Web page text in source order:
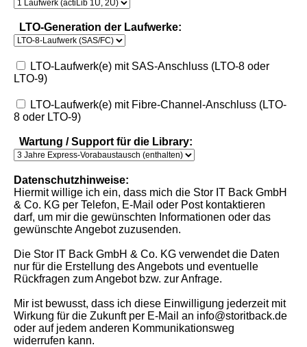
LTO-Generation der Laufwerke:
LTO-Laufwerk(e) mit SAS-Anschluss (LTO-8 oder
LTO-9)
LTO-Laufwerk(e) mit Fibre-Channel-Anschluss (LTO-
8 oder LTO-9)
Wartung / Support für die Library:
Datenschutzhinweise:
Hiermit willige ich ein, dass mich die Stor IT Back GmbH
& Co. KG per Telefon, E-Mail oder Post kontaktieren
darf, um mir die gewünschten Informationen oder das
gewünschte Angebot zuzusenden.
Die Stor IT Back GmbH & Co. KG verwendet die Daten
nur für die Erstellung des Angebots und eventuelle
Rückfragen zum Angebot bzw. zur Anfrage.
Mir ist bewusst, dass ich diese Einwilligung jederzeit mit
Wirkung für die Zukunft per E-Mail an info@storitback.de
oder auf jedem anderen Kommunikationsweg
widerrufen kann.